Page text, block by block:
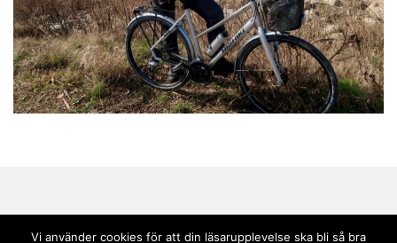
Vi använder cookies för att din läsarupplevelse ska bli så bra